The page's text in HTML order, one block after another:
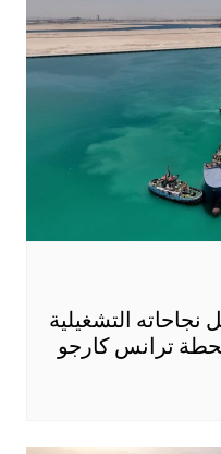
التشغيلية
ترانس كارجو